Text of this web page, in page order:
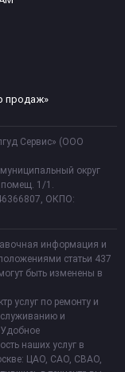
продаж»
Сервис» (ООО
округ
помещ. 1/1.
ОКПО:
информация и
статьи 437
быть изменены в
услуг по ремонту и
и
наших услуг в
ЦАО, САО, СВАО,